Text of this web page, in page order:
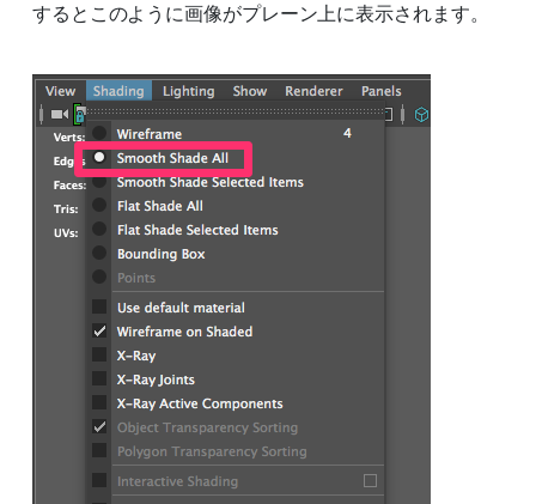
するとこのように画像がプレーン上に表示されます。